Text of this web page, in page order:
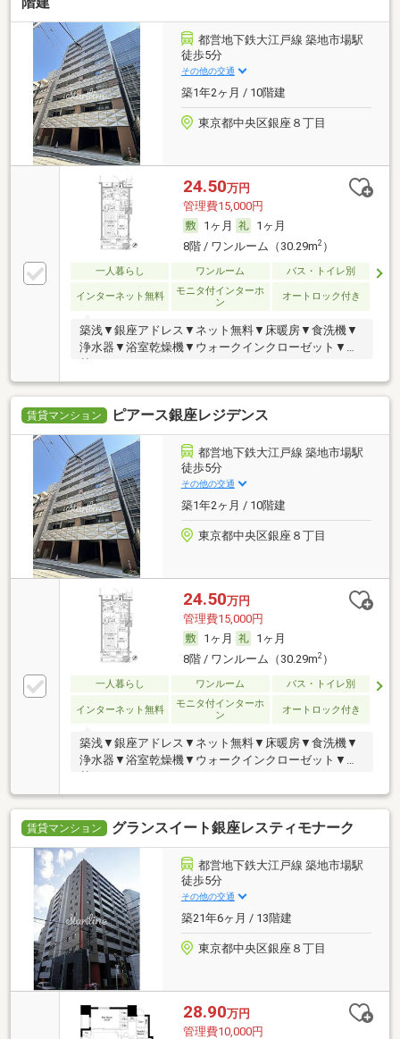
都営地下鉄大江戸線 築地市場駅
徒歩5分
その他の交通
築1年2ヶ月 / 10階建
東京都中央区銀座８丁目
24.50万円
管理費15,000円
1ヶ月
1ヶ月
8階 / ワンルーム（30.29m2）
一人暮らし ワンルーム バス・トイレ別
インターネット無料
モニタ付インターホ
ン
オートロック付き
築浅▼銀座アドレス▼ネット無料▼床暖房▼食洗機▼
浄水器▼浴室乾燥機▼ウォークインクローゼット▼追
賃貸マンション ピアース銀座レジデンス
都営地下鉄大江戸線 築地市場駅
徒歩5分
その他の交通
築1年2ヶ月 / 10階建
東京都中央区銀座８丁目
24.50万円
管理費15,000円
1ヶ月
1ヶ月
8階 / ワンルーム（30.29m2）
一人暮らし ワンルーム バス・トイレ別
インターネット無料
モニタ付インターホ
ン
オートロック付き
築浅▼銀座アドレス▼ネット無料▼床暖房▼食洗機▼
浄水器▼浴室乾燥機▼ウォークインクローゼット▼追
賃貸マンション グランスイート銀座レスティモナーク
都営地下鉄大江戸線 築地市場駅
徒歩5分
その他の交通
築21年6ヶ月 / 13階建
東京都中央区銀座８丁目
28.90万円
管理費10,000円